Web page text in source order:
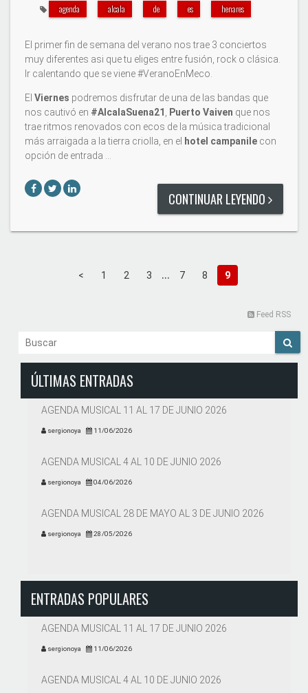
agenda alcala de es henares
El primer fin de semana del verano nos trae 3 conciertos
muy diferentes asi que tu eliges entre fusión, rock o clásica.
Ir calentando que se viene #VeranoEnMeco.
El Viernes podremos disfrutar de una de las bandas que
nos cautivó en #AlcalaSuena21 Puerto Vaiven que nos
trae ritmos renovados con ecos de la música tradicional
más arraigada a la tierra criolla, en el hotel campanile con
opción de entrada …
CONTINUAR LEYENDO
< 1 2 3 ... 7 8 9
Feed RSS
ÚLTIMAS ENTRADAS
AGENDA MUSICAL 11 AL 17 DE JUNIO 2026
sergionoya 11/06/2026
AGENDA MUSICAL 4 AL 10 DE JUNIO 2026
sergionoya 04/06/2026
AGENDA MUSICAL 28 DE MAYO AL 3 DE JUNIO 2026
sergionoya 28/05/2026
ENTRADAS POPULARES
AGENDA MUSICAL 11 AL 17 DE JUNIO 2026
sergionoya 11/06/2026
AGENDA MUSICAL 4 AL 10 DE JUNIO 2026